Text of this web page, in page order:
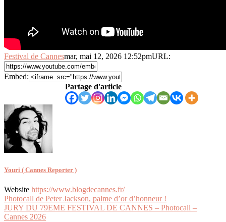
Festival de Cannesmar, mai 12, 2026 12:52pmURL:
Embed:
Partage d'article
Youri ( Cannes Reporter )
Website https://www.blogdecannes.fr/
Navigation
de
Photocall de Peter Jackson, palme d’or d’honneur !
JURY DU 79EME FESTIVAL DE CANNES – Photocall –
Cannes 2026